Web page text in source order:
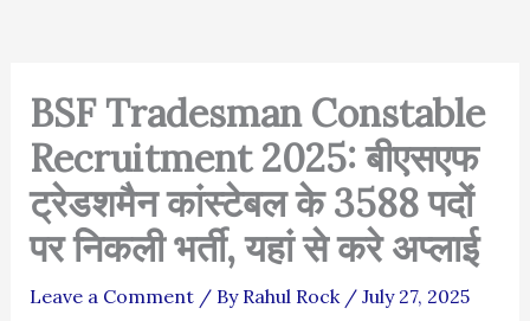
BSF Tradesman Constable
Recruitment 2025: बीएसएफ
ट्रेडशमैन कांस्टेबल के 3588 पदों
पर निकली भर्ती, यहां से करे अप्लाई
Leave a Comment / By Rahul Rock / July 27, 2025